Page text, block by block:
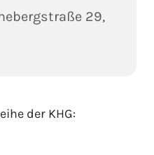
29,
der KHG: